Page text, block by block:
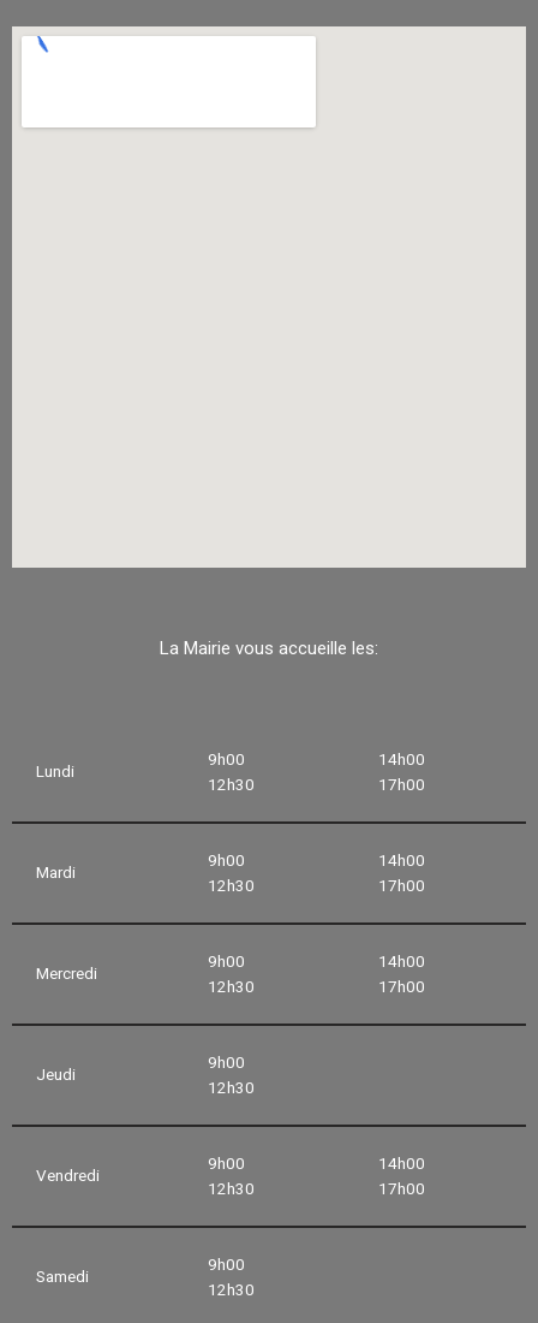
La Mairie vous accueille les:
Lundi
9h00
12h30
14h00
17h00
Mardi
9h00
12h30
14h00
17h00
Mercredi
9h00
12h30
14h00
17h00
Jeudi
9h00
12h30
Vendredi
9h00
12h30
14h00
17h00
Samedi
9h00
12h30